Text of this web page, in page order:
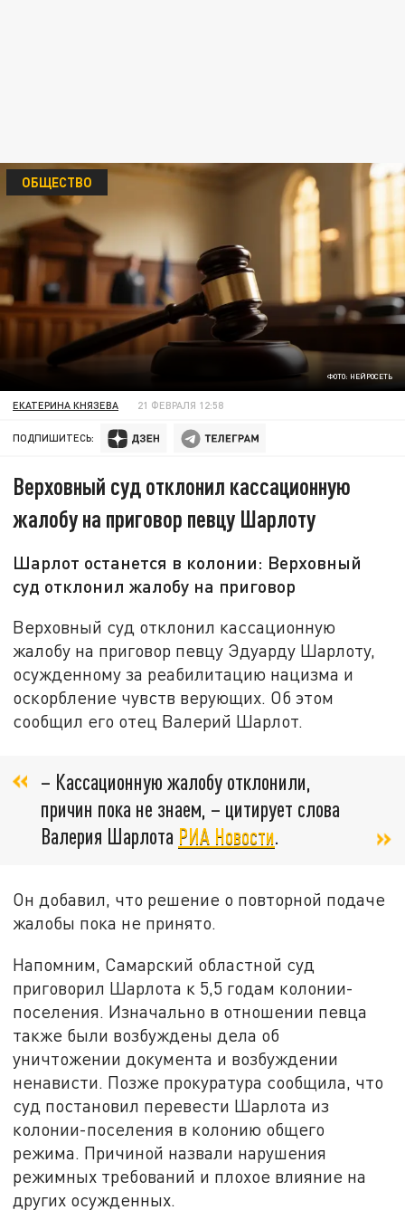
ФОТО: НЕЙРОСЕТЬ
ОБЩЕСТВО
ЕКАТЕРИНА КНЯЗЕВА 21 ФЕВРАЛЯ 12:58
ПОДПИШИТЕСЬ:
Верховный суд отклонил кассационную
жалобу на приговор певцу Шарлоту
Шарлот останется в колонии: Верховный
суд отклонил жалобу на приговор
Верховный суд отклонил кассационную
жалобу на приговор певцу Эдуарду Шарлоту,
осужденному за реабилитацию нацизма и
оскорбление чувств верующих. Об этом
сообщил его отец Валерий Шарлот.
– Кассационную жалобу отклонили,
причин пока не знаем, – цитирует слова
Валерия Шарлота РИА Новости.
Он добавил, что решение о повторной подаче
жалобы пока не принято.
Напомним, Самарский областной суд
приговорил Шарлота к 5,5 годам колонии-
поселения. Изначально в отношении певца
также были возбуждены дела об
уничтожении документа и возбуждении
ненависти. Позже прокуратура сообщила, что
суд постановил перевести Шарлота из
колонии-поселения в колонию общего
режима. Причиной назвали нарушения
режимных требований и плохое влияние на
других осужденных.